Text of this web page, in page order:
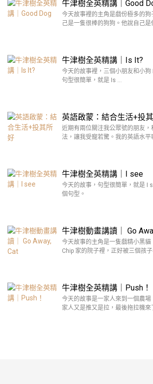
牛津樹全英精講｜Good
今天故事裡的主角是戲份極多的狗
己是一隻很棒的狗狗。他說自己
牛津樹全英精講｜Is It?
今天的故事裡，三個小朋友和小狗
句型很簡單，就是 Is …
英語啟蒙：結合生活+投
近期有兩位關注我公眾號的朋友
法，讓我受寵若驚。我的英語水平
牛津樹全英精講｜I see
今天的故事，句型很簡單，就是 I
個句型。
牛津樹動畫講讀｜ Go
今天故事的主角是一隻戲精小黑
Chip 家的院子裡，正好被三個孩子
牛津樹全英精講｜Push！
今天的故事是一家人來到一個農
家人又是推又是拉，最後拖拉機